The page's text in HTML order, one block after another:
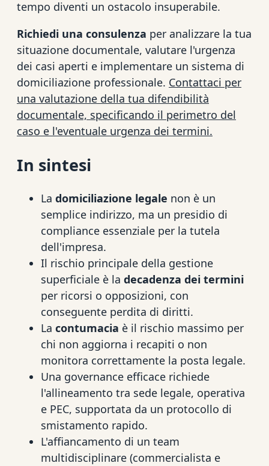
tempo diventi un ostacolo insuperabile.
Richiedi una consulenza per analizzare la tua
situazione documentale, valutare l'urgenza
dei casi aperti e implementare un sistema di
domiciliazione professionale. Contattaci per
una valutazione della tua difendibilità
documentale, specificando il perimetro del
caso e l'eventuale urgenza dei termini.
In sintesi
La domiciliazione legale non è un
semplice indirizzo, ma un presidio di
compliance essenziale per la tutela
dell'impresa.
Il rischio principale della gestione
superficiale è la decadenza dei termini
per ricorsi o opposizioni, con
conseguente perdita di diritti.
La contumacia è il rischio massimo per
chi non aggiorna i recapiti o non
monitora correttamente la posta legale.
Una governance efficace richiede
l'allineamento tra sede legale, operativa
e PEC, supportata da un protocollo di
smistamento rapido.
L'affiancamento di un team
multidisciplinare (commercialista e